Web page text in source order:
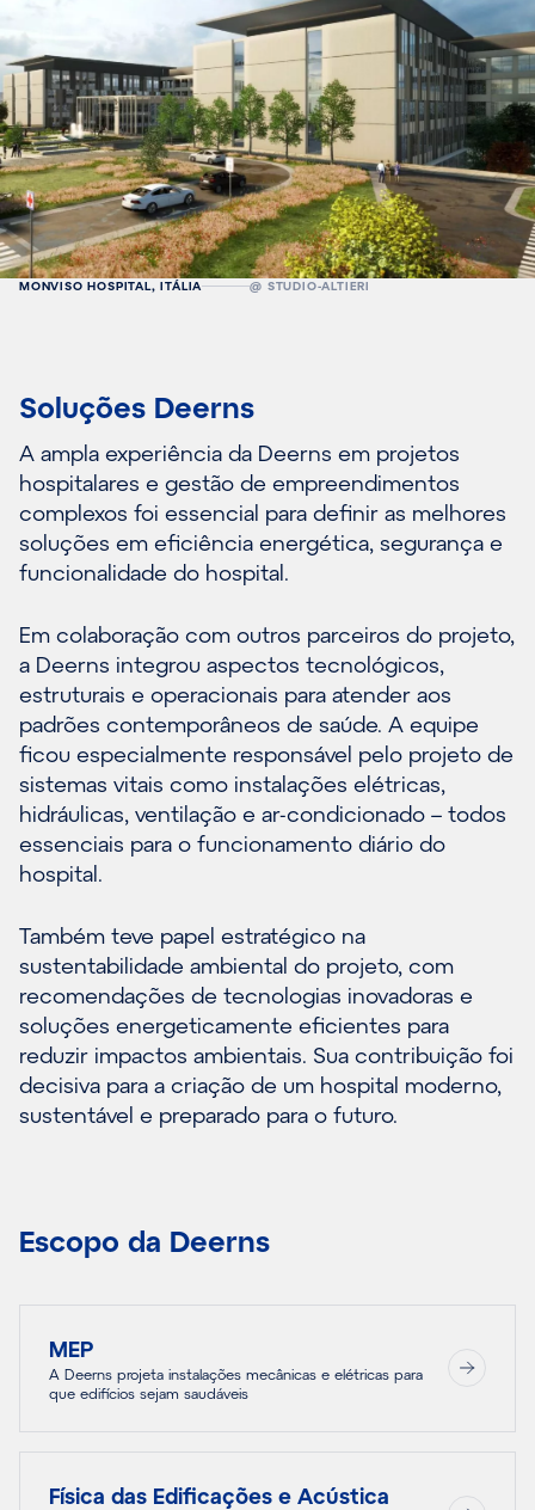
MONVISO HOSPITAL, ITÁLIA @ STUDIO-ALTIERI​
Soluções Deerns
A ampla experiência da Deerns em projetos
hospitalares e gestão de empreendimentos
complexos foi essencial para definir as melhores
soluções em eficiência energética, segurança e
funcionalidade do hospital.
Em colaboração com outros parceiros do projeto,
a Deerns integrou aspectos tecnológicos,
estruturais e operacionais para atender aos
padrões contemporâneos de saúde. A equipe
ficou especialmente responsável pelo projeto de
sistemas vitais como instalações elétricas,
hidráulicas, ventilação e ar-condicionado – todos
essenciais para o funcionamento diário do
hospital.
Também teve papel estratégico na
sustentabilidade ambiental do projeto, com
recomendações de tecnologias inovadoras e
soluções energeticamente eficientes para
reduzir impactos ambientais. Sua contribuição foi
decisiva para a criação de um hospital moderno,
sustentável e preparado para o futuro.
Escopo da Deerns
MEP
A Deerns projeta instalações mecânicas e elétricas para
que edifícios sejam saudáveis
Física das Edificações e Acústica